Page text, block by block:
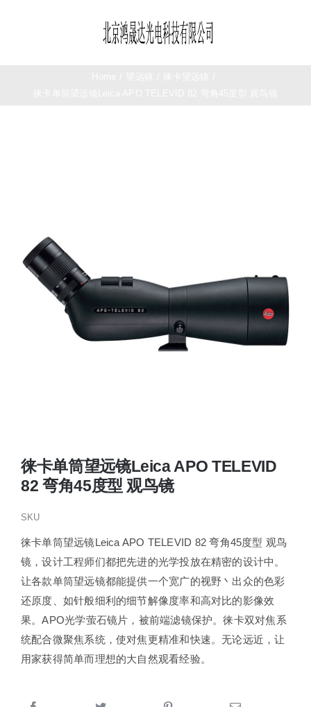
徕卡单筒望远镜Leica APO TELEVID
82 弯角45度型 观鸟镜
SKU
徕卡单筒望远镜Leica APO TELEVID 82 弯角45度型 观鸟
镜，设计工程师们都把先进的光学投放在精密的设计中。
让各款单筒望远镜都能提供一个宽广的视野丶出众的色彩
还原度、如针般细利的细节解像度率和高对比的影像效
果。APO光学萤石镜片，被前端滤镜保护。徕卡双对焦系
统配合微聚焦系统，使对焦更精准和快速。无论远近，让
用家获得简单而理想的大自然观看经验。